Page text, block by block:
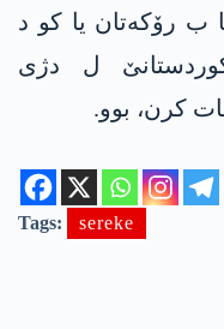
ب رۆکەتان یا کو د
كوردستانێ ل دژی
کرن، بوو.
Tags: sereke